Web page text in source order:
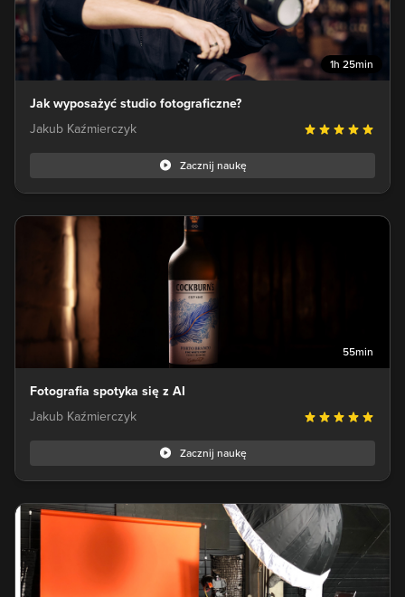
1h 25min
Jak wyposażyć studio fotograficzne?
Jakub Kaźmierczyk
Zacznij naukę
55min
Fotografia spotyka się z AI
Jakub Kaźmierczyk
Zacznij naukę